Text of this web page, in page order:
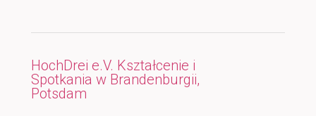
HochDrei e.V. Kształcenie i
Spotkania w Brandenburgii,
Potsdam